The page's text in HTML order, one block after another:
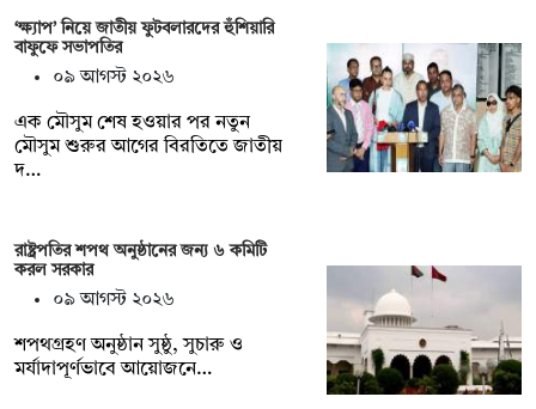
‘ক্ষ্যাপ’ নিয়ে জাতীয় ফুটবলারদের হুঁশিয়ারি
বাফুফে সভাপতির
০৯ আগস্ট ২০২৬
এক মৌসুম শেষ হওয়ার পর নতুন
মৌসুম শুরুর আগের বিরতিতে জাতীয়
দ…
রাষ্ট্রপতির শপথ অনুষ্ঠানের জন্য ৬ কমিটি
করল সরকার
০৯ আগস্ট ২০২৬
শপথগ্রহণ অনুষ্ঠান সুষ্ঠু, সুচারু ও
মর্যাদাপূর্ণভাবে আয়োজনে…